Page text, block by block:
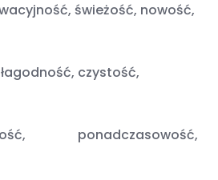
świeżość, nowość,
łagodność, czystość,
ponadczasowość,